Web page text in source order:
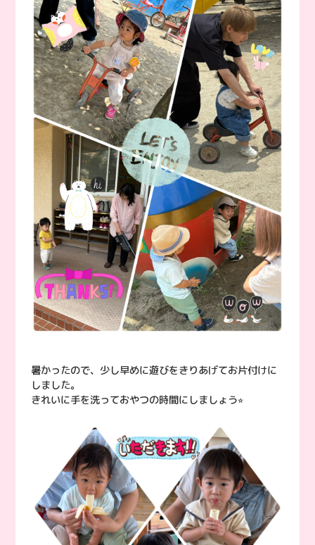
暑かったので、少し早めに遊びをきりあげてお片付けに
しました。
きれいに手を洗っておやつの時間にしましょう⭐︎